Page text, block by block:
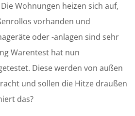
Wohnungen heizen sich auf,
vorhanden und
oder -anlagen sind sehr
Warentest hat nun
Diese werden von außen
und sollen die Hitze draußen
das?